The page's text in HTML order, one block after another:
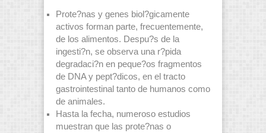
Prote?nas y genes biol?gicamente
activos forman parte, frecuentemente,
de los alimentos. Despu?s de la
ingesti?n, se observa una r?pida
degradaci?n en peque?os fragmentos
de DNA y pept?dicos, en el tracto
gastrointestinal tanto de humanos como
de animales.
Hasta la fecha, numeroso estudios
muestran que las prote?nas o